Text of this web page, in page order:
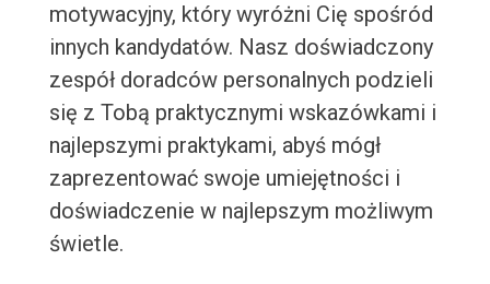
motywacyjny, który wyróżni Cię spośród
innych kandydatów. Nasz doświadczony
zespół doradców personalnych podzieli
się z Tobą praktycznymi wskazówkami i
najlepszymi praktykami, abyś mógł
zaprezentować swoje umiejętności i
doświadczenie w najlepszym możliwym
świetle.